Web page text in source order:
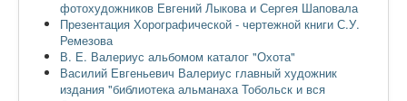
фотохудожников Евгений Лыкова и Сергея Шаповала
Презентация Хорографической - чертежной книги С.У.
Ремезова
В. Е. Валериус альбомом каталог "Охота"
Василий Евгеньевич Валериус главный художник
издания "библиотека альманаха Тобольск и вся